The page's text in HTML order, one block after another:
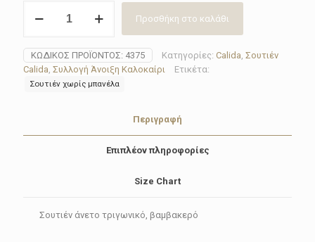
Calida
Beige-
White)
ποσότητα
Προσθήκη στο καλάθι
ΚΩΔΙΚΌΣ ΠΡΟΪΌΝΤΟΣ: 4375 Κατηγορίες: Calida Σουτιέν
Calida Συλλογή Άνοιξη Καλοκαίρι Ετικέτα:
Σουτιέν χωρίς μπανέλα
Περιγραφή
Επιπλέον πληροφορίες
Size Chart
Σουτιέν άνετο τριγωνικό, βαμβακερό